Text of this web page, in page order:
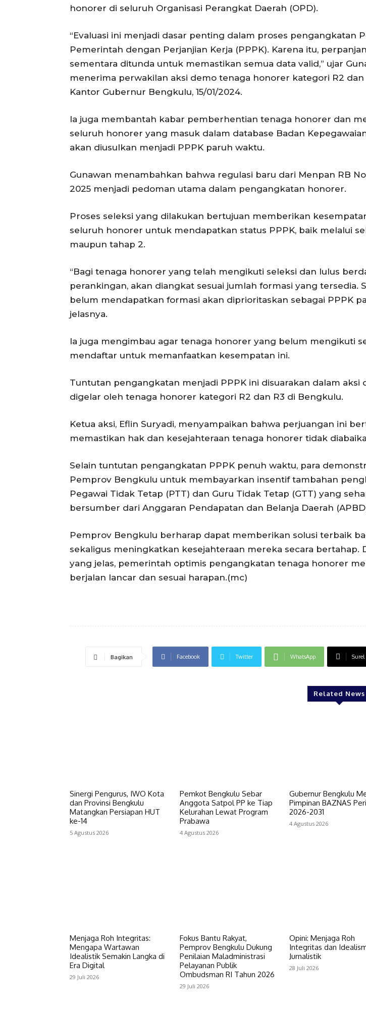
honorer di seluruh Organisasi Perangkat Daerah (OPD).
“Evaluasi ini menjadi dasar penting dalam proses pengangkatan
Pemerintah dengan Perjanjian Kerja (PPPK). Karena itu,
sementara ditunda untuk memastikan semua data valid,” ujar
menerima perwakilan aksi demo tenaga honorer kategori R2 dan
Kantor Gubernur Bengkulu, 15/01/2024.
Ia juga membantah kabar pemberhentian tenaga honorer dan
seluruh honorer yang masuk dalam database Badan
akan diusulkan menjadi PPPK paruh waktu.
Gunawan menambahkan bahwa regulasi baru dari Menpan RB
2025 menjadi pedoman utama dalam pengangkatan honorer.
Proses seleksi yang dilakukan bertujuan memberikan
seluruh honorer untuk mendapatkan status PPPK, baik melalui
maupun tahap 2.
“Bagi tenaga honorer yang telah mengikuti seleksi dan lulus
perankingan, akan diangkat sesuai jumlah formasi yang tersedia.
belum mendapatkan formasi akan diprioritaskan sebagai PPPK
jelasnya.
Ia juga mengimbau agar tenaga honorer yang belum mengikuti
mendaftar untuk memanfaatkan kesempatan ini.
Tuntutan pengangkatan menjadi PPPK ini disuarakan dalam aksi
digelar oleh tenaga honorer kategori R2 dan R3 di Bengkulu.
Ketua aksi, Eflin Suryadi, menyampaikan bahwa perjuangan ini
memastikan hak dan kesejahteraan tenaga honorer tidak
Selain tuntutan pengangkatan PPPK penuh waktu, para
Pemprov Bengkulu untuk membayarkan insentif tambahan
Pegawai Tidak Tetap (PTT) dan Guru Tidak Tetap (GTT) yang
bersumber dari Anggaran Pendapatan dan Belanja Daerah
Pemprov Bengkulu berharap dapat memberikan solusi terbaik
sekaligus meningkatkan kesejahteraan mereka secara bertahap.
yang jelas, pemerintah optimis pengangkatan tenaga honorer
berjalan lancar dan sesuai harapan.(mc)
Bagikan Facebook Twitter WhatsApp Surel
Related News
‎Sinergi Pengurus, IWO Kota
dan Provinsi Bengkulu
Matangkan Persiapan HUT
ke-14
5 Agustus 2026
Pemkot Bengkulu Sebar
Anggota Satpol PP ke Tiap
Kelurahan Lewat Program
Prabawa
4 Agustus 2026
‎Gubernur Bengkulu
Pimpinan BAZNAS
2026-2031
4 Agustus 2026
Menjaga Roh Integritas:
Mengapa Wartawan
Idealistik Semakin Langka di
Era Digital
29 Juli 2026
Fokus Bantu Rakyat,
Pemprov Bengkulu Dukung
Penilaian Maladministrasi
Pelayanan Publik
Ombudsman RI Tahun 2026
29 Juli 2026
‎​Opini: Menjaga Roh
Integritas dan
Jurnalistik
28 Juli 2026